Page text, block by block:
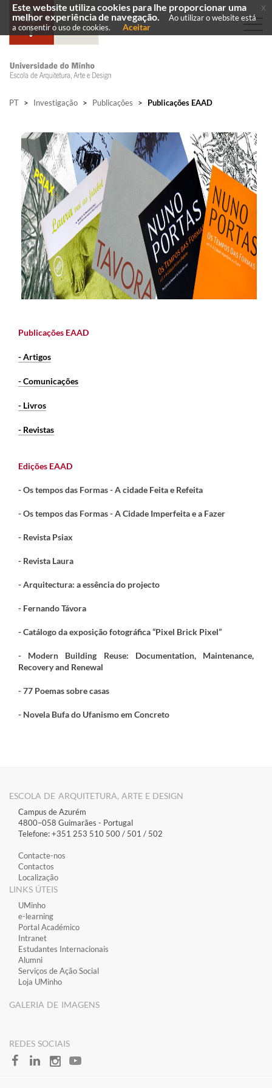
PT > Investigação > Publicações > Publicações EAAD
Publicações EAAD
- Artigos
- Comunicações
- Livros
- Revistas
Edições EAAD
- Os tempos das Formas - A cidade Feita e Refeita
- Os tempos das Formas - A Cidade Imperfeita e a Fazer
- Revista Psiax
- Revista Laura
- Arquitectura: a essência do projecto
- Fernando Távora
- Catálogo da exposição fotográfica “Pixel Brick Pixel”
- Modern Building Reuse: Documentation, Maintenance,
Recovery and Renewal
- 77 Poemas sobre casas
- Novela Bufa do Ufanismo em Concreto
ESCOLA DE ARQUITETURA, ARTE E DESIGN
Campus de Azurém
4800–058 Guimarães​ - Portugal
Telefone: +351 253 510 500 / 501 / 502
Contacte-nos
Contactos
Localização
LINKS ÚTEIS
​UMinho
​e-learning
​Portal Académico
​Intranet
Estudantes Inter​​nacionais
Alumni
Serviços de Ação Social
Loja UMinho
GALERIA DE IMAGENS
​REDES SOCIAIS
Este website utiliza cookies para lhe proporcionar uma
melhor experiência de navegação.
Ao utilizar o website está
a consentir o uso de cookies.
Aceitar
x